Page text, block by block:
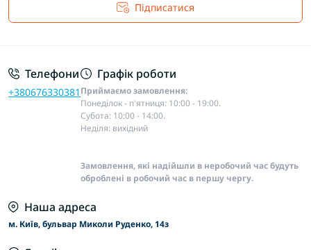
Підписатися
Телефони
+380676330381
Графік роботи
Приймаємо замовлення:
Понеділок - п'ятниця: 10:00 - 19:00.
Субота: 10:00 - 14:00.
Неділя: вихідний
Замовлення, які надійшли в неробочий час будуть
оброблені в робочий час в першу чергу.
Наша адреса
м. Київ, бульвар Миколи Руденко, 14з